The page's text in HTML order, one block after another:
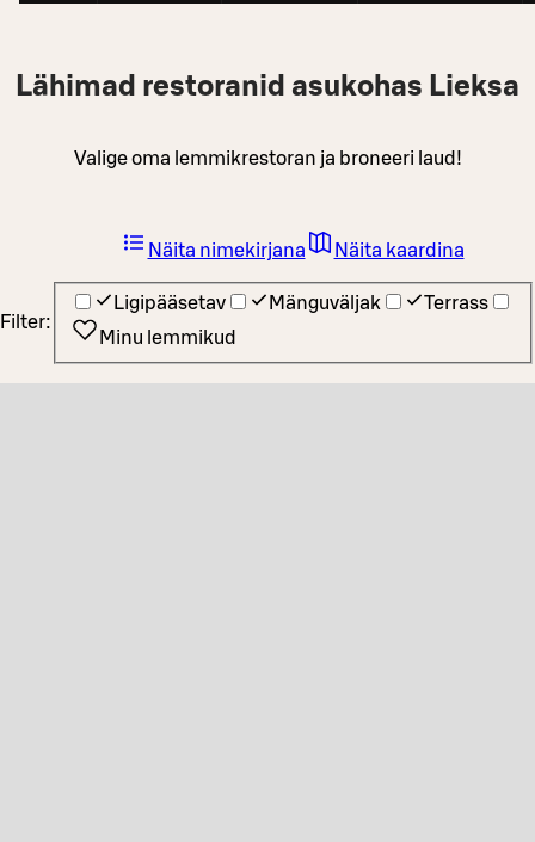
Lähimad restoranid asukohas Lieksa
Valige oma lemmikrestoran ja broneeri laud!
Filter:
Ligipääsetav Mänguväljak
Terrass
Minu lemmikud
Näita nimekirjana Näita kaardina